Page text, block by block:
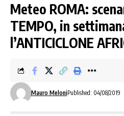
Meteo ROMA:
TEMPO, in
l’ANTICICLONE
Mauro MeloniPublished: 04/08/2019